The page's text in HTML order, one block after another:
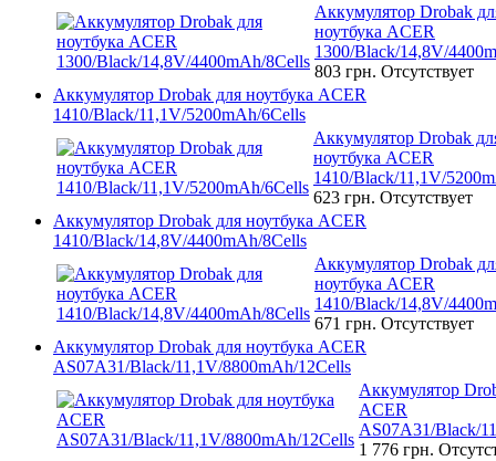
Аккумулятор Drobak
ноутбука ACER
1300/Black/14,8V/
803 грн. Отсутствует
Аккумулятор Drobak для ноутбука ACER
1410/Black/11,1V/5200mAh/6Cells
Аккумулятор Drobak
ноутбука ACER
1410/Black/11,1V/
623 грн. Отсутствует
Аккумулятор Drobak для ноутбука ACER
1410/Black/14,8V/4400mAh/8Cells
Аккумулятор Drobak
ноутбука ACER
1410/Black/14,8V/
671 грн. Отсутствует
Аккумулятор Drobak для ноутбука ACER
AS07A31/Black/11,1V/8800mAh/12Cells
Аккумулятор
ACER
AS07A31/Black/
1 776 грн.